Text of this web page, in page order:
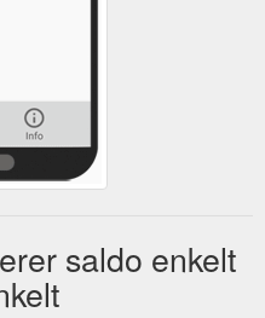
saldo enkelt